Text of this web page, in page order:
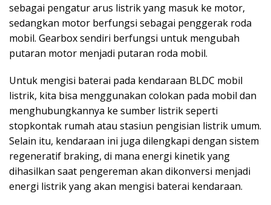
sebagai pengatur arus listrik yang masuk ke motor,
sedangkan motor berfungsi sebagai penggerak roda
mobil. Gearbox sendiri berfungsi untuk mengubah
putaran motor menjadi putaran roda mobil.
Untuk mengisi baterai pada kendaraan BLDC mobil
listrik, kita bisa menggunakan colokan pada mobil dan
menghubungkannya ke sumber listrik seperti
stopkontak rumah atau stasiun pengisian listrik umum.
Selain itu, kendaraan ini juga dilengkapi dengan sistem
regeneratif braking, di mana energi kinetik yang
dihasilkan saat pengereman akan dikonversi menjadi
energi listrik yang akan mengisi baterai kendaraan.